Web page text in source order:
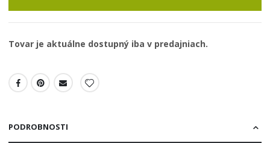
Tovar je aktuálne dostupný iba v predajniach.
PODROBNOSTI